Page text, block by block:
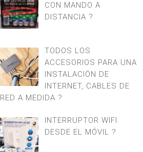
CON MANDO A
DISTANCIA ?
TODOS LOS
ACCESORIOS PARA UNA
INSTALACIÓN DE
INTERNET, CABLES DE
RED A MEDIDA ?
INTERRUPTOR WIFI
DESDE EL MÓVIL ?